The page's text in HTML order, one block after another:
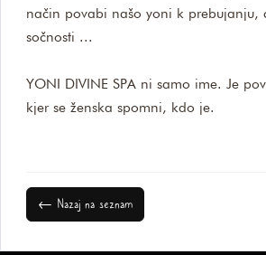
način povabi našo yoni k prebujanju,
sočnosti ...
YONI DIVINE SPA ni samo ime. Je
kjer se ženska spomni, kdo je.
← Nazaj na seznam